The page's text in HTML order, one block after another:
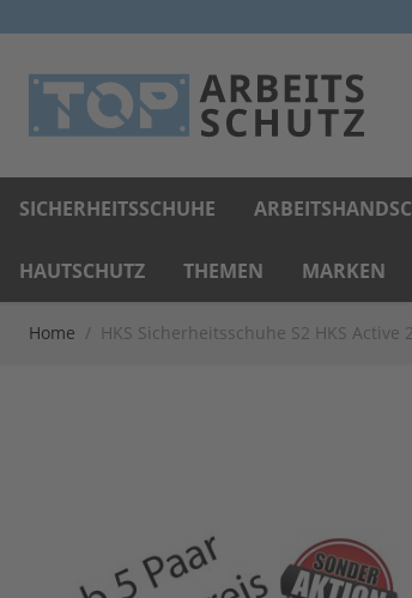
SICHERHEITSSCHUHE
HAUTSCHUTZ THEMEN MARKEN
Home / HKS Sicherheitsschuhe S2 HKS Active